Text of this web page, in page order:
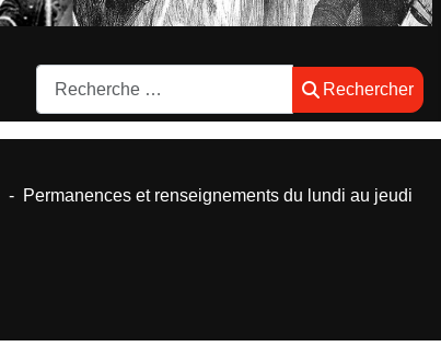
Rechercher
Rechercher
- Permanences et renseignements du lundi au jeudi